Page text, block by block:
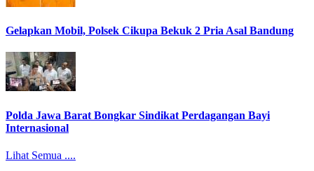
Gelapkan Mobil, Polsek Cikupa Bekuk 2 Pria Asal Bandung
Polda Jawa Barat Bongkar Sindikat Perdagangan Bayi
Internasional
Lihat Semua ....